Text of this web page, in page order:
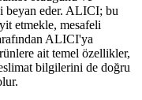
beyan eder. ALICI; bu
etmekle, mesafeli
ALICI'ya
ait temel özellikler,
bilgilerini de doğru